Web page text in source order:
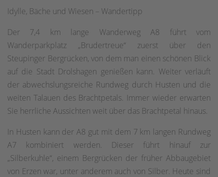
Idylle, Bäche und Wiesen – Wandertipp
Der 7,4 km lange Wanderweg A8 führt vom
Wanderparkplatz „Brudertreue“ zuerst über den
Steupinger Bergrücken, von dem man einen schönen Blick
auf die Stadt Drolshagen genießen kann. Weiter verläuft
der abwechslungsreiche Rundweg durch Husten und die
weiten Talauen des Brachtpetals. Immer wieder erwarten
Sie herrliche Aussichten weit über das Brachtpetal hinaus.
In Husten kann der A8 gut mit dem 7 km langen Rundweg
A7 kombiniert werden. Dieser führt hinauf zur
„Silberkuhle“, einem Bergrücken der früher Abbaugebiet
von Erzen war, unter anderem auch von Silber. Heute sind